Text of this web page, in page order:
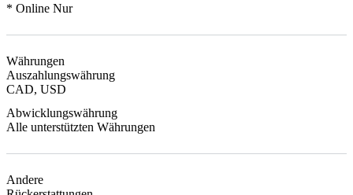
* Online Nur
Währungen
Auszahlungswährung
CAD, USD
Abwicklungswährung
Alle unterstützten Währungen
Andere